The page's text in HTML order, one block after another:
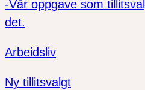
-Vår oppgave som
det.
Arbeidsliv
Ny tillitsvalgt